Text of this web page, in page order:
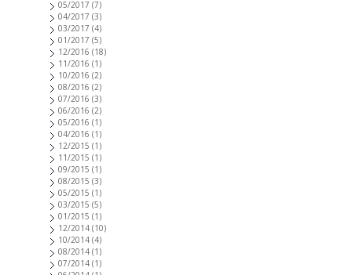
05/2017 (7)
04/2017 (3)
03/2017 (4)
01/2017 (5)
12/2016 (18)
11/2016 (1)
10/2016 (2)
08/2016 (2)
07/2016 (3)
06/2016 (2)
05/2016 (1)
04/2016 (1)
12/2015 (1)
11/2015 (1)
09/2015 (1)
08/2015 (3)
05/2015 (1)
03/2015 (5)
01/2015 (1)
12/2014 (10)
10/2014 (4)
08/2014 (1)
07/2014 (1)